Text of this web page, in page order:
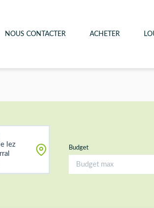
NOUS CONTACTER ACHETER
Budget